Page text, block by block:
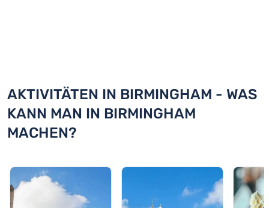
AKTIVITÄTEN IN BIRMINGHAM - WAS
KANN MAN IN BIRMINGHAM
MACHEN?